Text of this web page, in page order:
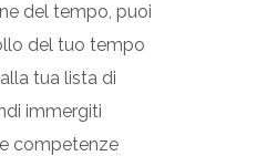
del tempo, puoi
del tuo tempo
tua lista di
immergiti
competenze